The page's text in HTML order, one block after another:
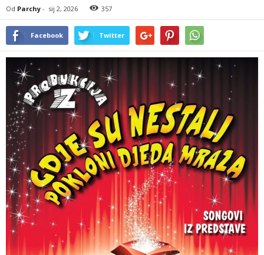
Od Parchy - sij 2, 2026 357
Facebook Twitter